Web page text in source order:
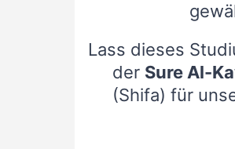
Lass dieses
der Sure Al-
(Shifa) für